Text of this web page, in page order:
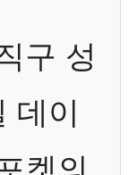
구 성
데이